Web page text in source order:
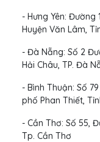
- Hưng Yên: Đường
Huyện Văn Lâm,
- Đà Nẵng: Số 2
Hải Châu, TP. Đà
- Bình Thuận: Số
phố Phan Thiết,
- Cần Thơ: Số 55,
Tp. Cần Thơ